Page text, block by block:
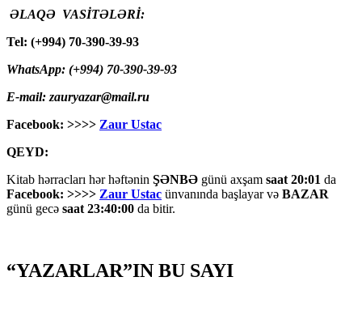
ƏLAQƏ VASİTƏLƏRİ:
Tel: (+994) 70-390-39-93
WhatsApp: (+994) 70-390-39-93
E-mail: zauryazar@mail.ru
Facebook: >>>> Zaur Ustac
QEYD:
Kitab hərracları hər həftənin ŞƏNBƏ günü axşam saat 20:01 da
Facebook: >>>> Zaur Ustac ünvanında başlayar və BAZAR
günü gecə saat 23:40:00 da bitir.
“YAZARLAR”IN BU SAYI